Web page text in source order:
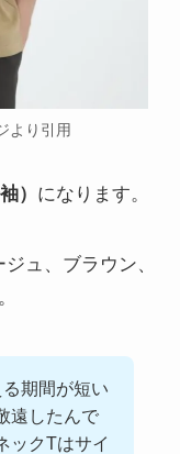
より引用
） になります。
ュ、ブラウン、
期間が短い
遠したんで
ックTはサイ